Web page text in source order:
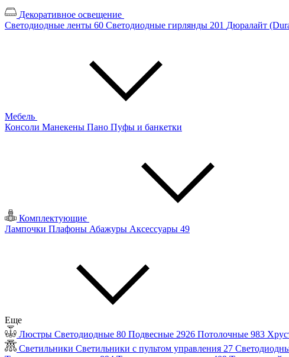
Декоративное освещение
Светодиодные ленты 60 Светодиодные гирлянды 201 Дюралайт
Мебель
Консоли Манекены Пано Пуфы и банкетки
Комплектующие
Лампочки Плафоны Абажуры Аксессуары 49
Еще
Люстры Светодиодные 80 Подвесные 2926 Потолочные 983
Светильники Светильники с пультом управления 27